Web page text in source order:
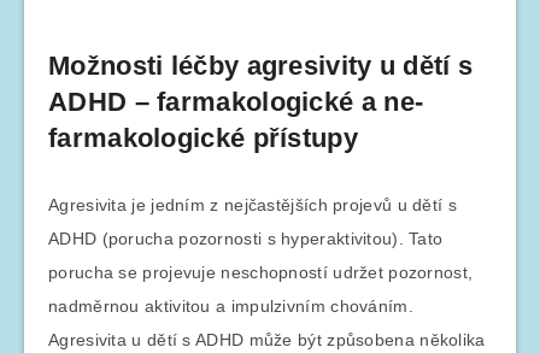
Možnosti léčby agresivity u dětí s
ADHD – farmakologické a ne-
farmakologické přístupy
Agresivita je jedním z nejčastějších projevů u dětí s
ADHD (porucha pozornosti s hyperaktivitou). Tato
porucha se projevuje neschopností udržet pozornost,
nadměrnou aktivitou a impulzivním chováním.
Agresivita u dětí s ADHD může být způsobena několika